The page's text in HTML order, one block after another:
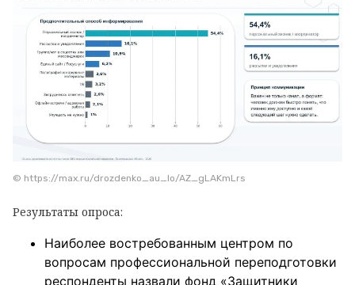
© https://max.ru/drozdenko_au_lo/AZ_gLAKmLrs
Результаты опроса:
Наиболее востребованным центром по
вопросам профессиональной переподготовки
респонденты назвали фонд «Защитники